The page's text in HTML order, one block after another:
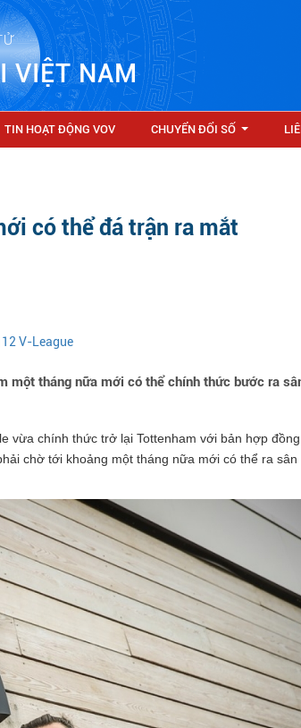
VIỆT NAM
TIN HOẠT ĐỘNG VOV CHUYỂN ĐỔI SỐ
có thể đá trận ra mắt
V-League
một tháng nữa mới có thể chính thức bước ra
vừa chính thức trở lại Tottenham với bản hợp
chờ tới khoảng một tháng nữa mới có thể ra sân